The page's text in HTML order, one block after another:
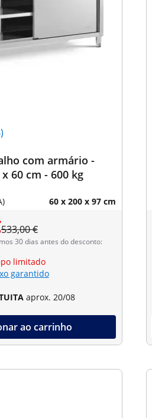
com armário -
60 cm - 600 kg
60 x 200 x 97 cm
533,00 €
30 dias antes do desconto:
limitado
garantido
aprox. 20/08
ao carrinho